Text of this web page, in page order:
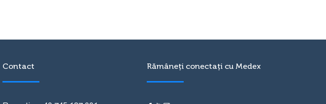
Contact Rămâneți conectați cu Medex